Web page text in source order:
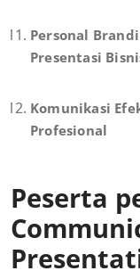
Personal
Presentasi
Komunikasi
Profesional
Peserta